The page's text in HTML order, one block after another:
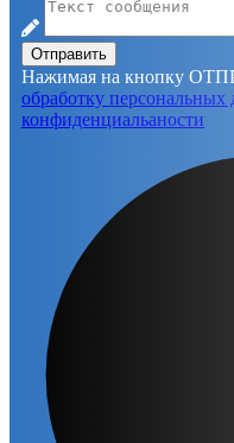
Отправить
Нажимая на кнопку
обработку персональных
конфиденциальаности